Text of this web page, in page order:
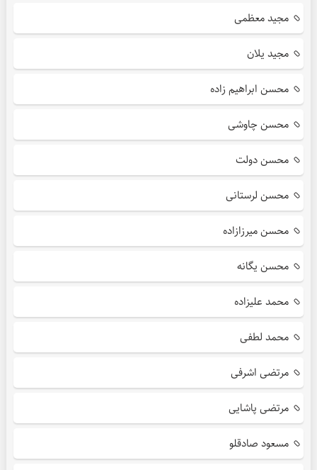
مجید معظمی
مجید یلان
محسن ابراهیم زاده
محسن چاوشی
محسن دولت
محسن لرستانی
محسن میرزازاده
محسن یگانه
محمد علیزاده
محمد لطفی
مرتضی اشرفی
مرتضی پاشایی
مسعود صادقلو